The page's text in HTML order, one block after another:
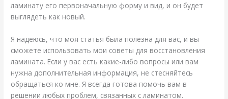
ламинату его первоначальную форму и вид, и он будет
выглядеть как новый.
Я надеюсь, что моя статья была полезна для вас, и вы
сможете использовать мои советы для восстановления
ламината. Если у вас есть какие-либо вопросы или вам
нужна дополнительная информация, не стесняйтесь
обращаться ко мне. Я всегда готова помочь вам в
решении любых проблем, связанных с ламинатом.